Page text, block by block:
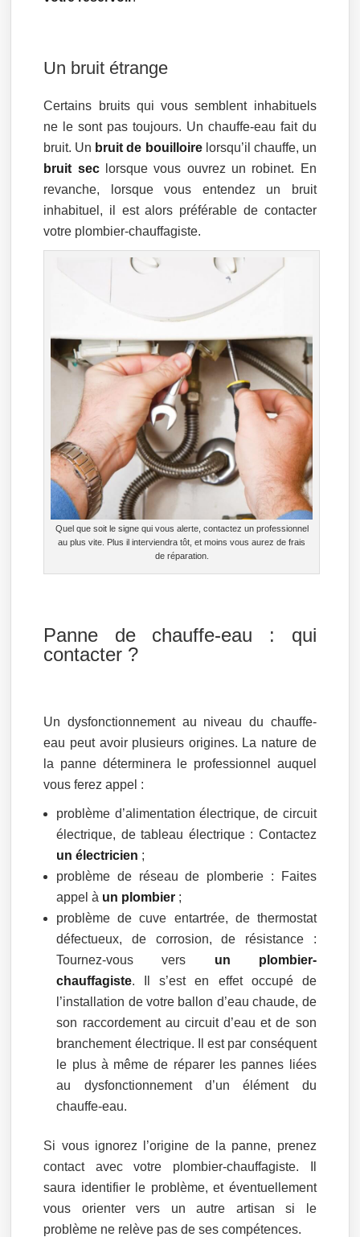
Un bruit étrange
Certains bruits qui vous semblent inhabituels
ne le sont pas toujours. Un chauffe-eau fait du
bruit. Un bruit de bouilloirelorsqu’il chauffe, un
bruit seclorsque vous ouvrez un robinet. En
revanche, lorsque vous entendez un bruit
inhabituel, il est alors préférable de contacter
votre plombier-chauffagiste.
Quel que soit le signe qui vous alerte, contactez un professionnel
au plus vite. Plus il interviendra tôt, et moins vous aurez de frais
de réparation.
Panne de chauffe-eau : qui
contacter ?
Un dysfonctionnement au niveau du chauffe-
eau peut avoir plusieurs origines. La nature de
la panne déterminera le professionnel auquel
vous ferez appel :
problème d’alimentation électrique, de circuit
électrique, de tableau électrique : Contactez
un électricien ;
problème de réseau de plomberie : Faites
appel à un plombier ;
problème de cuve entartrée, de thermostat
défectueux, de corrosion, de résistance :
Tournez-vous vers un plombier-
chauffagiste. Il s’est en effet occupé de
l’installation de votre ballon d’eau chaude, de
son raccordement au circuit d’eau et de son
branchement électrique. Il est par conséquent
le plus à même de réparer les pannes liées
au dysfonctionnement d’un élément du
chauffe-eau.
Si vous ignorez l’origine de la panne, prenez
contact avec votre plombier-chauffagiste. Il
saura identifier le problème, et éventuellement
vous orienter vers un autre artisan si le
problème ne relève pas de ses compétences.